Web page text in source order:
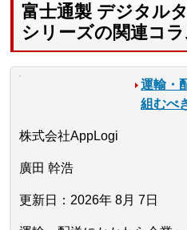
富士通製 デジタル
シリーズの関連コ
運輸・
組むべ
株式会社AppLogi
廣田 幹浩
更新日：2026年 8月 7日